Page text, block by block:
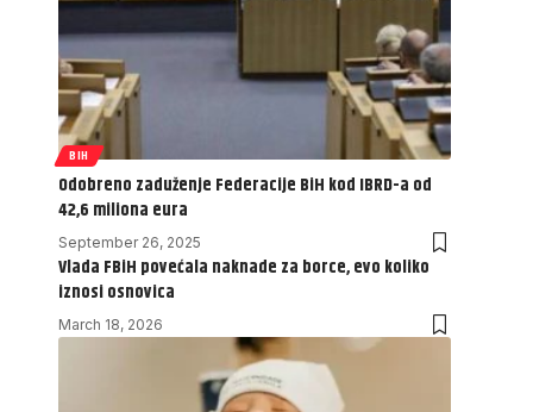
BIH
Odobreno zaduženje Federacije BiH kod IBRD-a od
42,6 miliona eura
September 26, 2025
Vlada FBiH povećala naknade za borce, evo koliko
iznosi osnovica
March 18, 2026